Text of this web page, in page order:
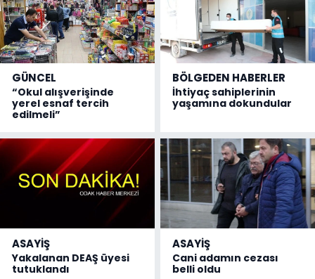
GÜNCEL
“Okul alışverişinde
yerel esnaf tercih
edilmeli”
BÖLGEDEN HABERLER
İhtiyaç sahiplerinin
yaşamına dokundular
ASAYİŞ
Yakalanan DEAŞ üyesi
tutuklandı
ASAYİŞ
Cani adamın cezası
belli oldu